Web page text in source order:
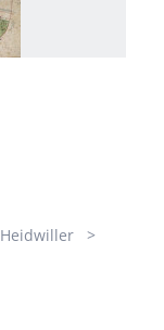
Heidwiller